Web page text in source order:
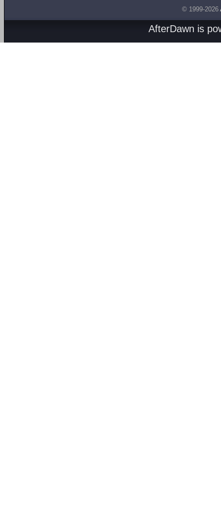
© 1999-2026
AfterDawn is